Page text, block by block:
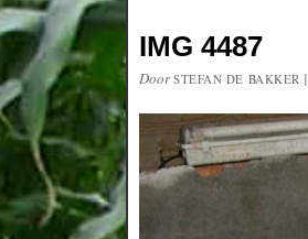
IMG 4487
DoorSTEFAN DE BAKKER |